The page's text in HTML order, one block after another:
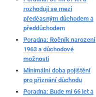
rozhoduji se mezi
předčasným důchodem a
předdůchodem
Poradna: Ročník narození
1963 a důchodové
možnosti
Minimální doba pojištění
pro přiznání důchodu
Poradna: Bude mi 66 let a